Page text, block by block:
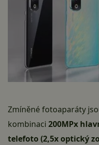
Zmíněné fotoaparáty
kombinaci 200MPx
telefoto (2,5x optický